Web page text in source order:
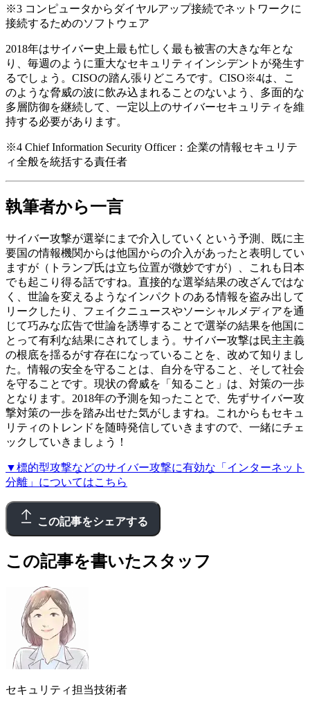
※3 コンピュータからダイヤルアップ接続でネットワークに
接続するためのソフトウェア
2018年はサイバー史上最も忙しく最も被害の大きな年とな
り、毎週のように重大なセキュリティインシデントが発生す
るでしょう。CISOの踏ん張りどころです。CISO※4は、こ
のような脅威の波に飲み込まれることのないよう、多面的な
多層防御を継続して、一定以上のサイバーセキュリティを維
持する必要があります。
※4 Chief Information Security Officer：企業の情報セキュリテ
ィ全般を統括する責任者
執筆者から一言
サイバー攻撃が選挙にまで介入していくという予測、既に主
要国の情報機関からは他国からの介入があったと表明してい
ますが（トランプ氏は立ち位置が微妙ですが）、これも日本
でも起こり得る話ですね。直接的な選挙結果の改ざんではな
く、世論を変えるようなインパクトのある情報を盗み出して
リークしたり、フェイクニュースやソーシャルメディアを通
じて巧みな広告で世論を誘導することで選挙の結果を他国に
とって有利な結果にされてしまう。サイバー攻撃は民主主義
の根底を揺るがす存在になっていることを、改めて知りまし
た。情報の安全を守ることは、自分を守ること、そして社会
を守ることです。現状の脅威を「知ること」は、対策の一歩
となります。2018年の予測を知ったことで、先ずサイバー攻
撃対策の一歩を踏み出せた気がしますね。これからもセキュ
リティのトレンドを随時発信していきますので、一緒にチェ
ックしていきましょう！
▼標的型攻撃などのサイバー攻撃に有効な「インターネット
分離」についてはこちら
この記事をシェアする
この記事を書いたスタッフ
セキュリティ担当技術者